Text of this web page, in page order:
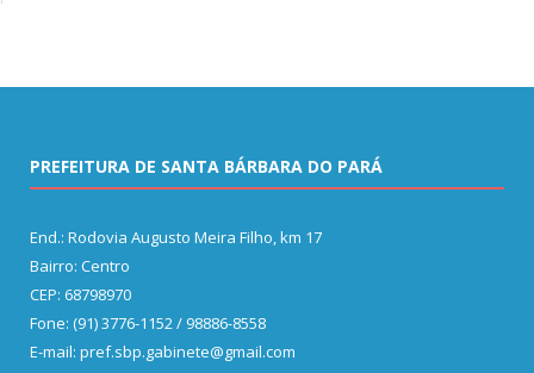
PREFEITURA DE SANTA BÁRBARA DO PARÁ
End.: Rodovia Augusto Meira Filho, km 17
Bairro: Centro
CEP: 68798970
Fone: (91) 3776-1152 / 98886-8558
E-mail: pref.sbp.gabinete@gmail.com